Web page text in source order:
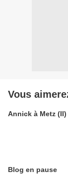
Vous
Annick à Metz (II)
Blog en pause